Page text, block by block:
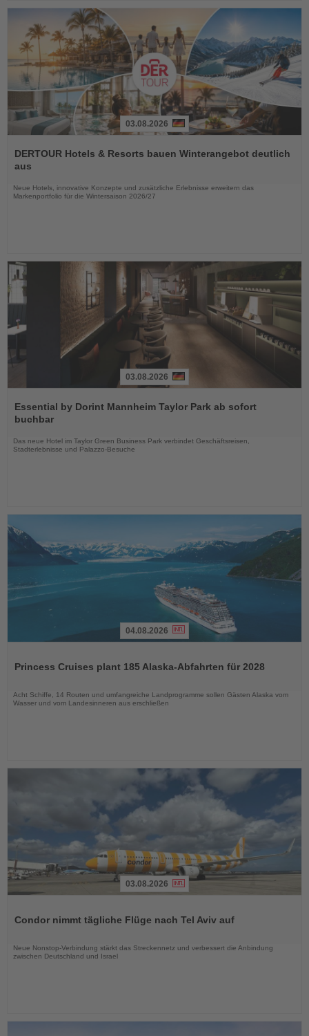
Sie
die
03.08.2026
DERTOUR Hotels & Resorts bauen Winterangebot deutlich
aus
Neue Hotels, innovative Konzepte und zusätzliche Erlebnisse erweitern das
Markenportfolio für die Wintersaison 2026/27
Sie
die
03.08.2026
Essential by Dorint Mannheim Taylor Park ab sofort
buchbar
Das neue Hotel im Taylor Green Business Park verbindet Geschäftsreisen,
Stadterlebnisse und Palazzo-Besuche
die
04.08.2026
Princess Cruises plant 185 Alaska-Abfahrten für 2028
Acht Schiffe, 14 Routen und umfangreiche Landprogramme sollen Gästen Alaska vom
Wasser und vom Landesinneren aus erschließen
die
03.08.2026
Condor nimmt tägliche Flüge nach Tel Aviv auf
Neue Nonstop-Verbindung stärkt das Streckennetz und verbessert die Anbindung
zwischen Deutschland und Israel